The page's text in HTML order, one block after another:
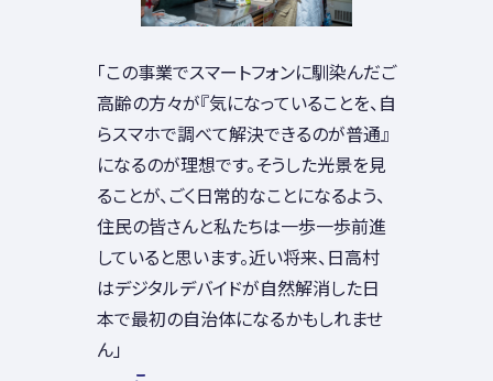
「この事業でスマートフォンに馴染んだご
高齢の方々が『気になっていることを、自
らスマホで調べて解決できるのが普通』
になるのが理想です。そうした光景を見
ることが、ごく日常的なことになるよう、
住民の皆さんと私たちは一歩一歩前進
していると思います。近い将来、日高村
はデジタルデバイドが自然解消した日
本で最初の自治体になるかもしれませ
ん」